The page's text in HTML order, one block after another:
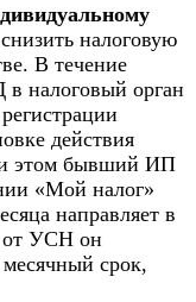
налоговую
В течение
налоговый орган
действия
этом бывший ИП
«Мой налог»
направляет в
от УСН он
срок,